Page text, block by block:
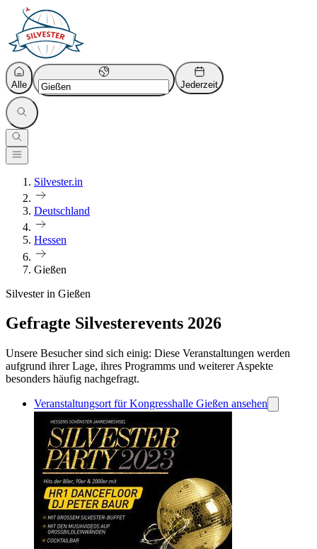
Alle Jederzeit
Silvester.in
Deutschland
Hessen
Gießen
Silvester in Gießen
Gefragte Silvesterevents 2026
Unsere Besucher sind sich einig: Diese Veranstaltungen werden
aufgrund ihrer Lage, ihres Programms und weiterer Aspekte
besonders häufig nachgefragt.
Veranstaltungsort für Kongresshalle Gießen ansehen